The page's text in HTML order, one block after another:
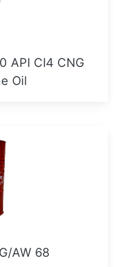
API CI4 CNG
Oil
AW 68